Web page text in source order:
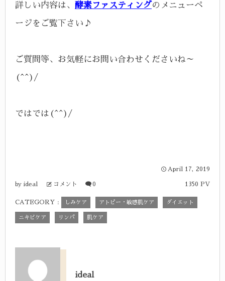
詳しい内容は、 酵素ファスティング のメニューペ
ージをご覧下さい♪
ご質問等、お気軽にお問い合わせくださいね～
(^^)/
ではでは(^^)/
April 17, 2019
by ideal コメント 0 1350 PV
CATEGORY : しみケア アトピー・敏感肌ケア ダイエット
ニキビケア リンパ 肌ケア
ideal